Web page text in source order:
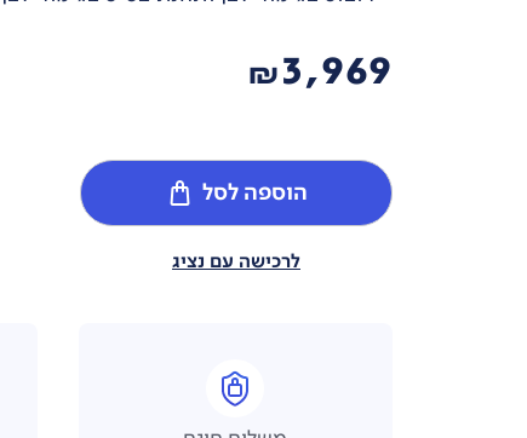
3,969
₪
הוספה לסל
לרכישה עם נציג